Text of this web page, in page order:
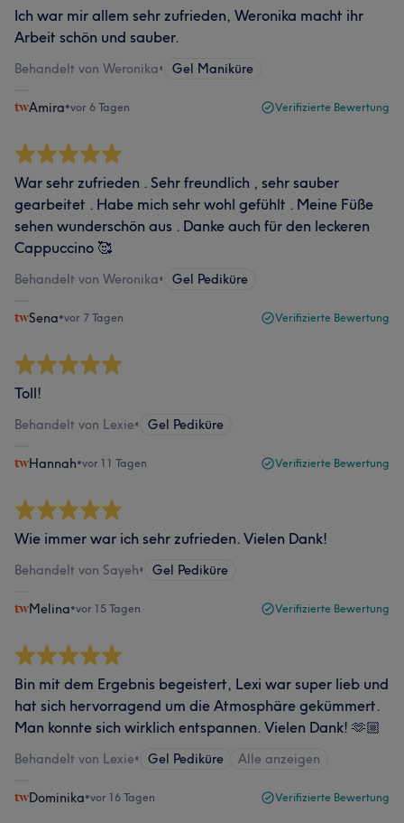
Ich war mir allem sehr zufrieden, Weronika macht ihr
Arbeit schön und sauber.
Behandelt von Weronika• Gel Maniküre
Amira•vor 6 Tagen Verifizierte Bewertung
War sehr zufrieden . Sehr freundlich , sehr sauber
gearbeitet . Habe mich sehr wohl gefühlt . Meine Füße
sehen wunderschön aus . Danke auch für den leckeren
Cappuccino 🥰
Behandelt von Weronika• Gel Pediküre
Sena•vor 7 Tagen Verifizierte Bewertung
Toll!
Behandelt von Lexie• Gel Pediküre
Hannah•vor 11 Tagen Verifizierte Bewertung
Wie immer war ich sehr zufrieden. Vielen Dank!
Behandelt von Sayeh• Gel Pediküre
Melina•vor 15 Tagen Verifizierte Bewertung
Bin mit dem Ergebnis begeistert, Lexi war super lieb und
hat sich hervorragend um die Atmosphäre gekümmert.
Man konnte sich wirklich entspannen. Vielen Dank! 🫶🏼
Behandelt von Lexie• Gel Pediküre Alle anzeigen
Dominika•vor 16 Tagen Verifizierte Bewertung